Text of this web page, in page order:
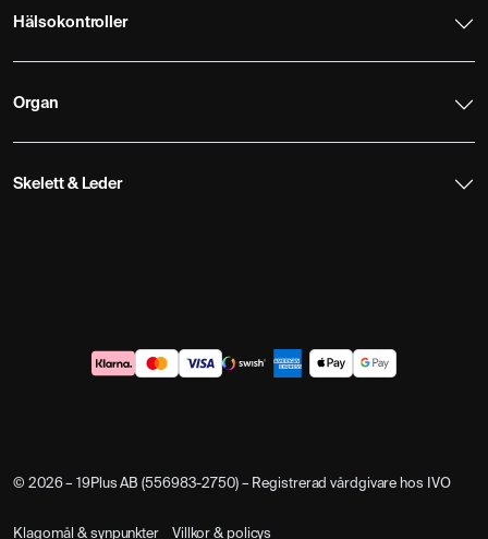
Hälsokontroller
Organ
Skelett & Leder
© 2026 – 19Plus AB (556983-2750) – Registrerad vårdgivare hos IVO
Klagomål & synpunkter Villkor & policys